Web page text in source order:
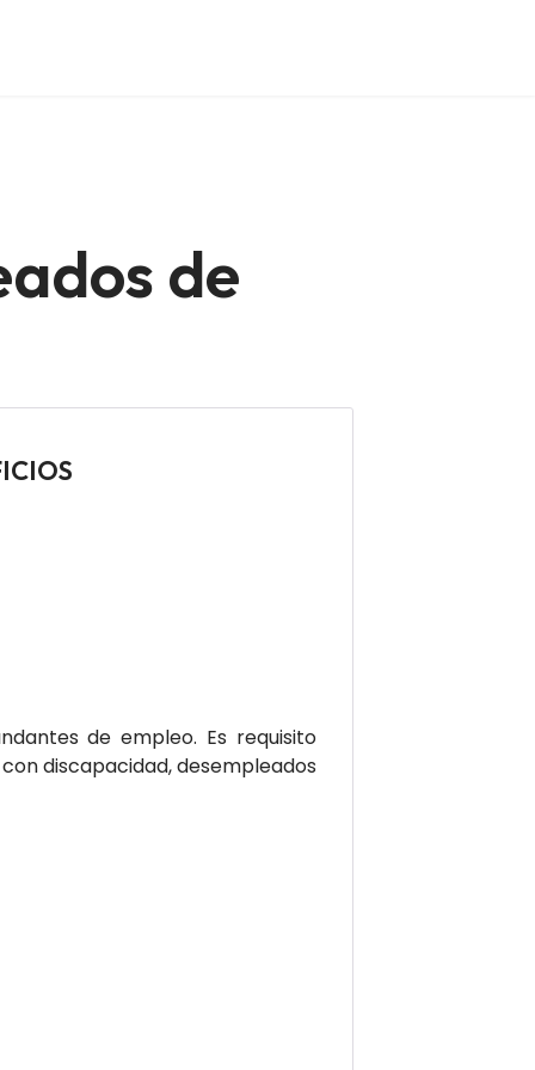
de
de empleo. Es requisito
discapacidad, desempleados